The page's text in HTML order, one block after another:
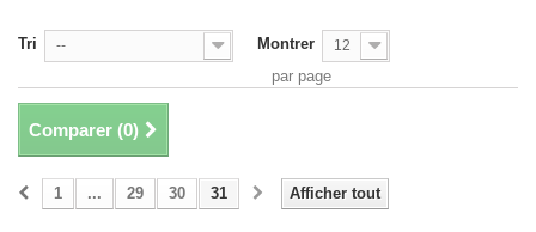
Tri -- Montrer 12
par page
Comparer (0)
Afficher tout
1 ... 29 30 31